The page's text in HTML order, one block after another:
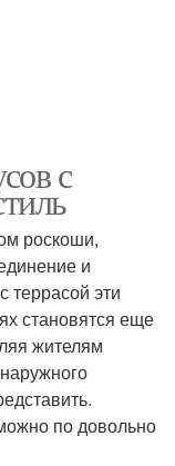
с
роскоши,
и
террасой эти
становятся еще
жителям
по довольно